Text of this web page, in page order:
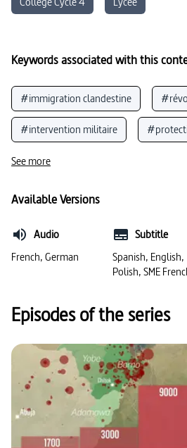
Keywords associated with this
#immigration clandestine
#intervention militaire
#Afrique
#Afrique du Nord
#mer Méditerranée #terrorisme
#pétrole #Empire ottoman
#politique et actualité
#carte (géographie) #coup
See more
Available Versions
Audio
French, German
Subtitle
Spanish, English,
Polish, SME
Episodes of the series